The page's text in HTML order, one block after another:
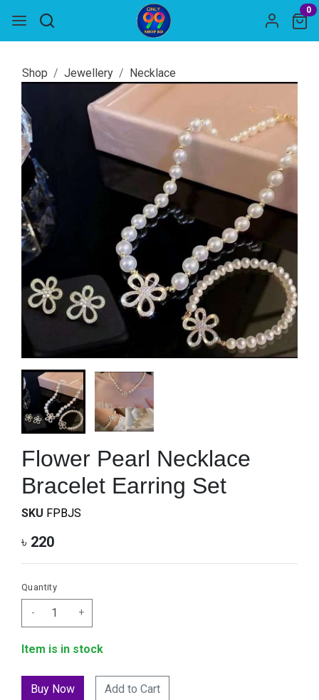
0
Shop Jewellery Necklace
Flower Pearl Necklace
Bracelet Earring Set
SKU FPBJS
৳ 220
Quantity
- +
Item is in stock
Add to Cart